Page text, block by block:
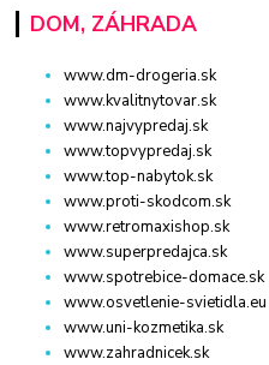
DOM, ZÁHRADA
www.dm-drogeria.sk
www.kvalitnytovar.sk
www.najvypredaj.sk
www.topvypredaj.sk
www.top-nabytok.sk
www.proti-skodcom.sk
www.retromaxishop.sk
www.superpredajca.sk
www.spotrebice-domace.sk
www.osvetlenie-svietidla.eu
www.uni-kozmetika.sk
www.zahradnicek.sk